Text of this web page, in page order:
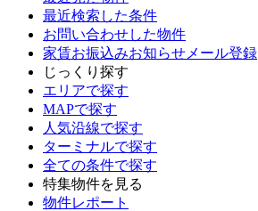
最近検索した条件
お問い合わせした物件
家賃お振込みお知らせメール登録
じっくり探す
エリアで探す
MAPで探す
人気沿線で探す
ターミナルで探す
全ての条件で探す
特集物件を見る
物件レポート